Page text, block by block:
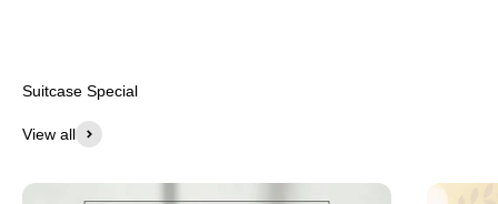
Suitcase Special
View all